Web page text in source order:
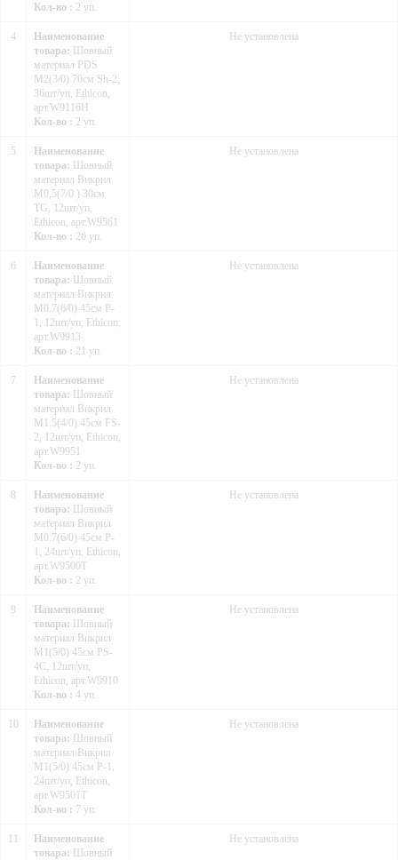
Кол-во : 2 уп.
4
Наименование
товара: Шовный
материал PDS
М2(3/0) 70см Sh-2,
36шт/уп, Ethicon,
арт.W9116H
Кол-во : 2 уп.
Не установлена
5
Наименование
товара: Шовный
материал Викрил
M0,5(7/0 ) 30см
TG, 12шт/уп,
Ethicon, арт.W9561
Кол-во : 26 уп.
Не установлена
6
Наименование
товара: Шовный
материал Викрил
M0.7(6/0) 45см P-
1, 12шт/уп, Ethicon,
арт.W9913
Кол-во : 21 уп.
Не установлена
7
Наименование
товара: Шовный
материал Викрил
M1.5(4/0) 45см FS-
2, 12шт/уп, Ethicon,
арт.W9951
Кол-во : 2 уп.
Не установлена
8
Наименование
товара: Шовный
материал Викрил
М0.7(6/0) 45см P-
1, 24шт/уп, Ethicon,
арт.W9500T
Кол-во : 2 уп.
Не установлена
9
Наименование
товара: Шовный
материал Викрил
М1(5/0) 45см PS-
4C, 12шт/уп,
Ethicon, арт.W9910
Кол-во : 4 уп.
Не установлена
10
Наименование
товара: Шовный
материал Викрил
М1(5/0) 45см P-1,
24шт/уп, Ethicon,
арт.W9501Т
Кол-во : 7 уп.
Не установлена
Наименование
товара: Шовный
Не установлена